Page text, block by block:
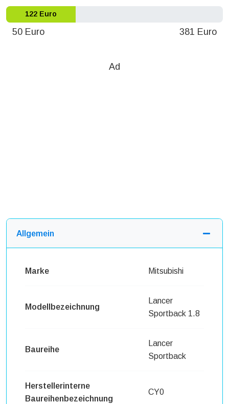
122 Euro
50 Euro 381 Euro
Ad
Allgemein
Marke Mitsubishi
Modellbezeichnung
Lancer
Sportback 1.8
Baureihe
Lancer
Sportback
Herstellerinterne
Baureihenbezeichnung
CY0